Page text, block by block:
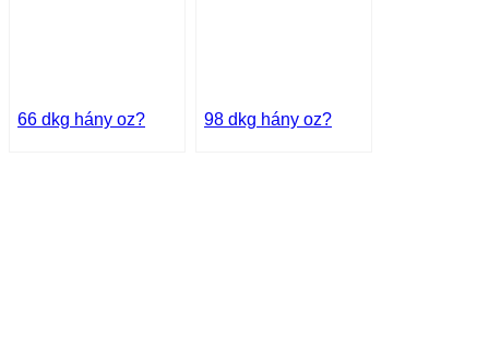
66 dkg hány oz? 98 dkg hány oz?